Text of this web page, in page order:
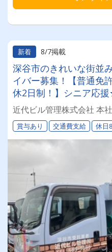
新着 8/7掲載
深谷市のきれいな街並
イバー募集！【普通免
休2日制！】シニア応
近代ビル管理株式会社 本社
賞与あり 交通費支給 休日